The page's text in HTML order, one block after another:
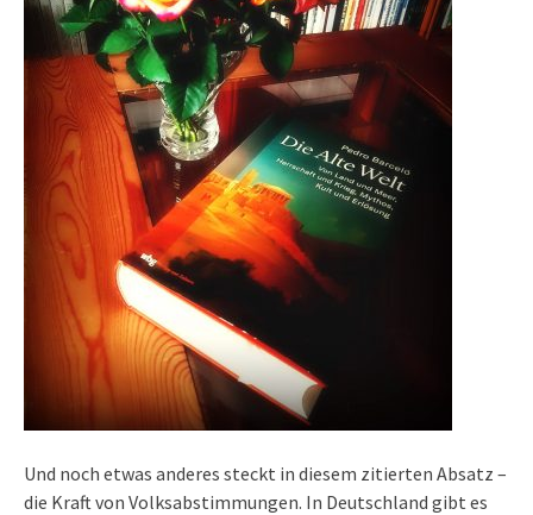
Und noch etwas anderes steckt in diesem zitierten Absatz –
die Kraft von Volksabstimmungen. In Deutschland gibt es